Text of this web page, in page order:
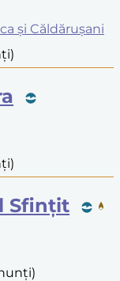
și Căldărușani
Sfințit